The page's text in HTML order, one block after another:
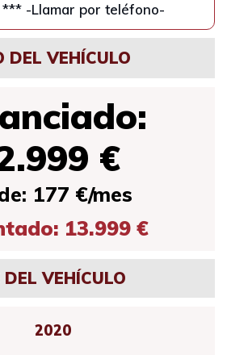
655 *** *** -Llamar por teléfono-
DEL VEHÍCULO
€
177 €/mes
13.999 €
VEHÍCULO
2020